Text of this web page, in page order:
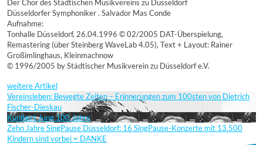
Der Chor des Städtischen Musikvereins zu Düsseldorf
Düsseldorfer Symphoniker . Salvador Mas Conde
Aufnahme:
Tonhalle Düsseldorf, 26.04.1996 © 02/2005 DAT-Überspielung,
Remastering (über Steinberg WaveLab 4.05), Text + Layout: Rainer
Großimlinghaus, Kleinmachnow
© 1996/2005 by Städtischer Musikverein zu Düsseldorf e.V.
weitere Artikel
Vereinsleben: Bewegte Zeiten – Erinnerungen zum 100sten von Dietrich
Fischer-Dieskau
Kunibert Jung 100 Jahre
Zehn Jahre SingPause Düsseldorf: 16 SingPause-Konzerte mit 13.500
Kindern sind vorbei = DANKE